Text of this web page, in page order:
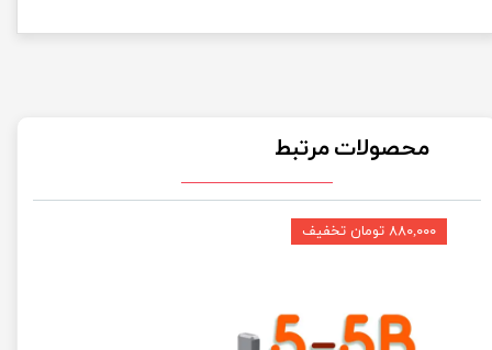
محصولات مرتبط
۸۸۰,۰۰۰ تومان تخفیف